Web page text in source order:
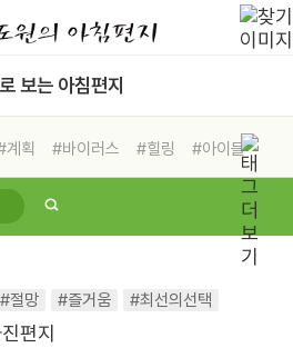
보는 아침편지
계획 #바이러스 #힐링
#아이들
학교
#절망 #즐거움 #최선의선택